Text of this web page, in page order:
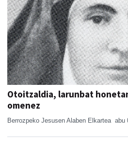
Otoitzaldia, larunbat
omenez
Berrozpeko Jesusen Alaben Elkartea abu